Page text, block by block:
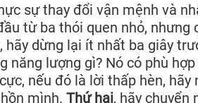
sự thay đổi vận mệnh và
từ ba thói quen nhỏ,
, hãy dừng lại ít nhất ba giây
năng lượng gì? Nó có phù
nếu đó là lời thấp hèn,
mình. Thứ hai, hãy chuyển